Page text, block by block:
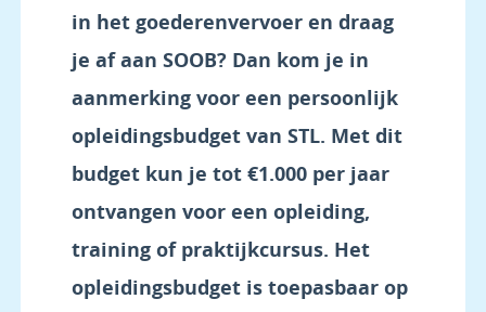
in het goederenvervoer en draag
je af aan SOOB? Dan kom je in
aanmerking voor een persoonlijk
opleidingsbudget van STL. Met dit
budget kun je tot €1.000 per jaar
ontvangen voor een opleiding,
training of praktijkcursus. Het
opleidingsbudget is toepasbaar op